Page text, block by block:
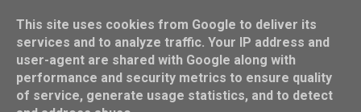
Home Κοντίσιονερ
This site uses cookies from Google to deliver its
services and to analyze traffic. Your IP address and
user-agent are shared with Google along with
performance and security metrics to ensure quality
of service, generate usage statistics, and to detect